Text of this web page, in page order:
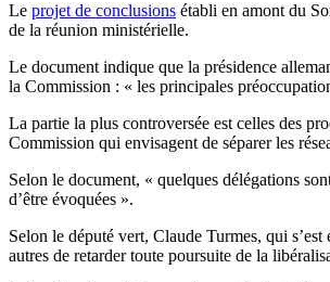
Le projet de conclusions établi en amont du
de la réunion ministérielle.
Le document indique que la présidence
la Commission : « les principales
La partie la plus controversée est celles des
Commission qui envisagent de séparer les
Selon le document, « quelques délégations
d’être évoquées ».
Selon le député vert, Claude Turmes, qui s’est
autres de retarder toute poursuite de la